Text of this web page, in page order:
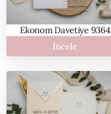
Ekonom Davetiye 9364
İncele